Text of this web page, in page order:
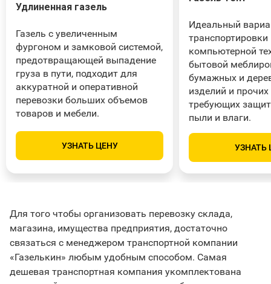
Удлиненная газель
Газель с увеличенным
фургоном и замковой системой,
предотвращающей выпадение
груза в пути, подходит для
аккуратной и оперативной
перевозки больших объемов
товаров и мебели.
УЗНАТЬ ЦЕНУ
Идеальный
транспортировки
компьютерной
бытовой
бумажных и
изделий и
требующих
пыли и влаги.
УЗНАТЬ
Для того чтобы организовать перевозку склада,
магазина, имущества предприятия, достаточно
связаться с менеджером транспортной компании
«Газелькин» любым удобным способом. Самая
дешевая транспортная компания укомплектована